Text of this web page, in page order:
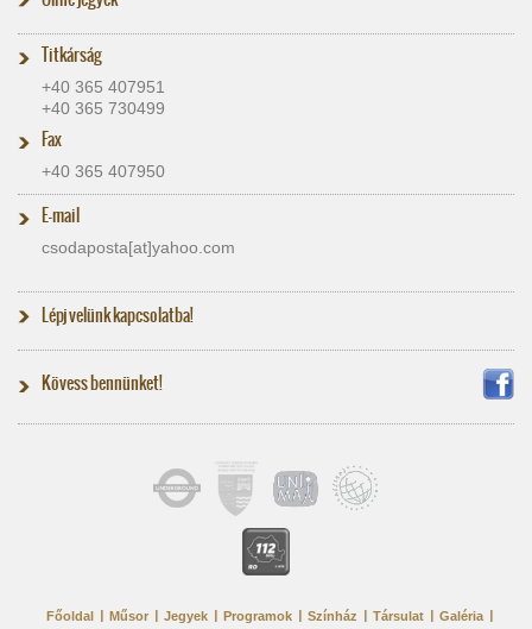
Titkárság
+40 365 407951
+40 365 730499
Fax
+40 365 407950
E-mail
csodaposta[at]​yahoo.com
Lépj velünk kapcsolatba!
Kövess bennünket!
Főoldal Műsor Jegyek Programok Színház Társulat Galéria